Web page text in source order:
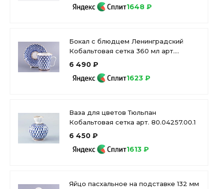
1648 ₽
Бокал с блюдцем Ленинградский
Кобальтовая сетка 360 мл арт.
81.13955.00.1
6 490 ₽
1623 ₽
Ваза для цветов Тюльпан
Кобальтовая сетка арт. 80.04257.00.1
6 450 ₽
1613 ₽
Яйцо пасхальное на подставке 132 мм